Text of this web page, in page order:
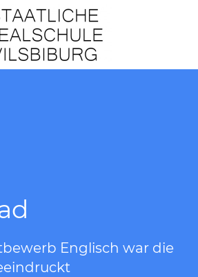
Englisch war die